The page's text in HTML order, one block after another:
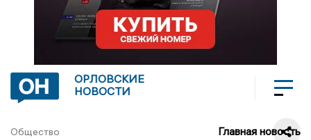
ОРЛОВСКИЕ
НОВОСТИ
Общество Главная новость